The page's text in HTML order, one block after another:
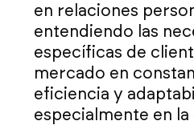
en relaciones
entendiendo las
específicas de
mercado en
eficiencia y
especialmente en